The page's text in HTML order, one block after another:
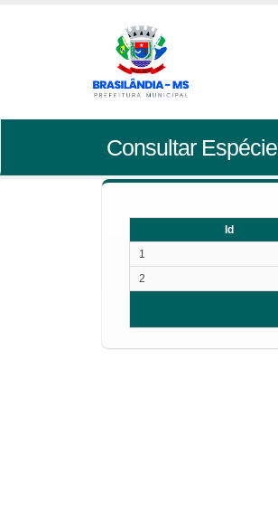
Consultar Espécie
Id
1
2